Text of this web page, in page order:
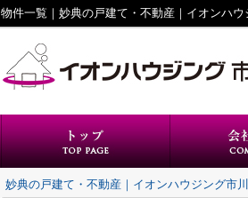
物件一覧｜妙典の戸建て・不動産｜イオンハ
妙典の戸建て・不動産｜イオンハウジング市